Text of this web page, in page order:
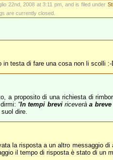
22nd, 2008 at 3:11 pm, and is filed under
are currently closed.
in testa di fare una cosa non li scolli :-
a proposito di una richiesta di
“In tempi breviriceveràa breve
dire.
la risposta a un altro messaggio
il tempo di risposta è stato di un